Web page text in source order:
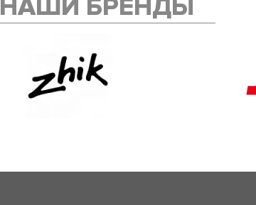
НАШИ БРЕНДЫ